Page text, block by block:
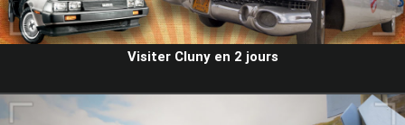
Visiter Cluny en 2 jours